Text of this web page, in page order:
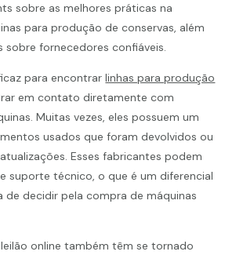
sobre as melhores práticas na
para produção de conservas, além
sobre fornecedores confiáveis.
para encontrarlinhas para produção
em contato diretamente com
Muitas vezes, eles possuem um
usados que foram devolvidos ou
Esses fabricantes podem
suporte técnico, o que é um diferencial
de decidir pela compra de máquinas
online também têm se tornado